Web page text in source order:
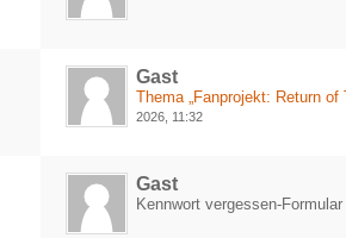
Gast
Thema „Fanprojekt: Return of
2026, 11:32
Gast
Kennwort vergessen-